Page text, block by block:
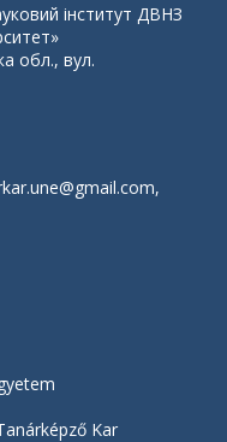
інститут ДВНЗ
обл., вул.
,
Kar